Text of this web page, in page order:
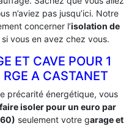
n’aviez pas jusqu’ici. Notre
concerner l’isolation de
vous en avez chez vous.
ET CAVE POUR 1
A CASTANET
précarité énergétique, vous
faire isoler pour un euro par
seulement votre garage et